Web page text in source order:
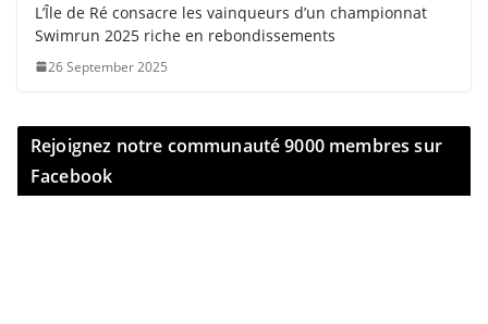
L’Île de Ré consacre les vainqueurs d’un championnat
Swimrun 2025 riche en rebondissements
26 September 2025
Rejoignez notre communauté 9000 membres sur
Facebook